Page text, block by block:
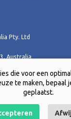
Pty. Ltd
Australia
Lelies Holland bv |
die voor een
te maken, bepaal
geplaatst.